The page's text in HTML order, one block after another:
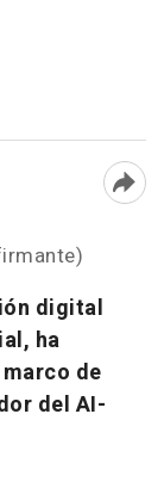
digital
ha
de
del AI-